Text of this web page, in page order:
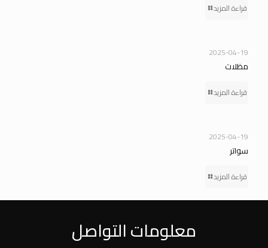
قراءة المزيد
2025-04-19
مظلات
قراءة المزيد
2025-04-19
سواتر
قراءة المزيد
معلومات التواصل